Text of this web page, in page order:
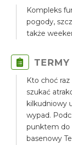
Kompleks
pogody,
także
Kto choć
szukać
kilkudniowy
wypad.
punktem do
basenowy